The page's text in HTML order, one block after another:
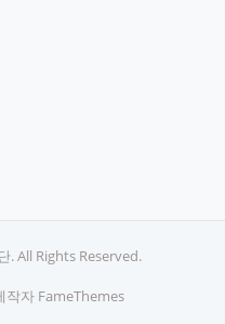
. All Rights Reserved.
작자 FameThemes